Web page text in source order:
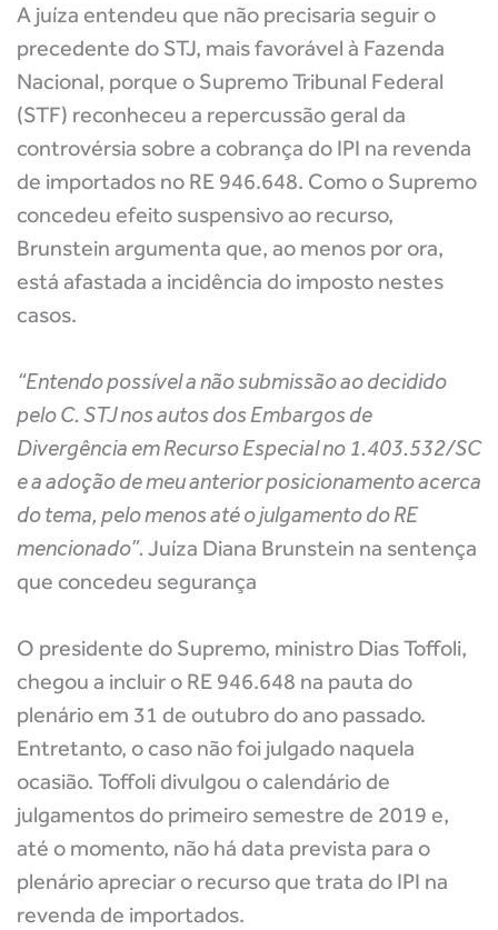
A juíza entendeu que não precisaria seguir o
precedente do STJ, mais favorável à Fazenda
Nacional, porque o Supremo Tribunal Federal
(STF) reconheceu a repercussão geral da
controvérsia sobre a cobrança do IPI na revenda
de importados no RE 946.648. Como o Supremo
concedeu efeito suspensivo ao recurso,
Brunstein argumenta que, ao menos por ora,
está afastada a incidência do imposto nestes
casos.
“Entendo possível a não submissão ao decidido
pelo C. STJ nos autos dos Embargos de
Divergência em Recurso Especial no 1.403.532/SC
e a adoção de meu anterior posicionamento acerca
do tema, pelo menos até o julgamento do RE
mencionado”. Juíza Diana Brunstein na sentença
que concedeu segurança
O presidente do Supremo, ministro Dias Toffoli,
chegou a incluir o RE 946.648 na pauta do
plenário em 31 de outubro do ano passado.
Entretanto, o caso não foi julgado naquela
ocasião. Toffoli divulgou o calendário de
julgamentos do primeiro semestre de 2019 e,
até o momento, não há data prevista para o
plenário apreciar o recurso que trata do IPI na
revenda de importados.